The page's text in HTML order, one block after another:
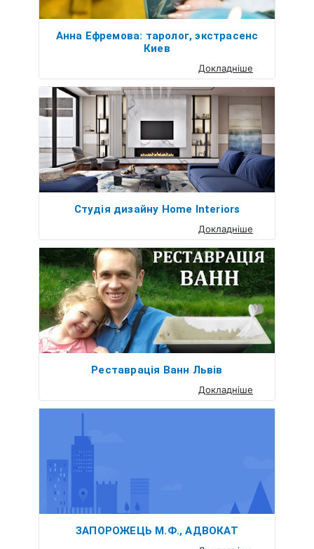
Анна Ефремова: таролог, экстрасенс
Киев
Докладніше
Студія дизайну Home Interiors
Докладніше
Реставрація Ванн Львів
Докладніше
ЗАПОРОЖЕЦЬ М.Ф., АДВОКАТ